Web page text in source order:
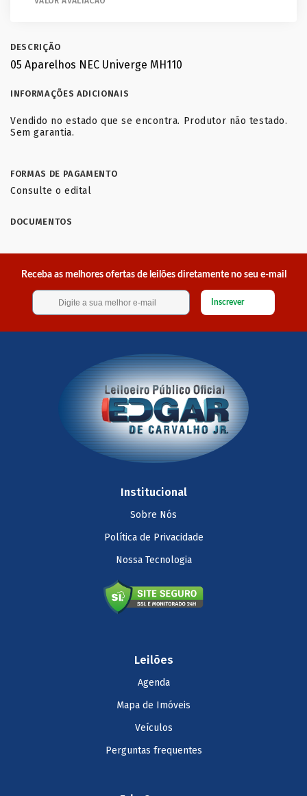
DESCRIÇÃO
05 Aparelhos NEC Univerge MH110
INFORMAÇÕES ADICIONAIS
Vendido no estado que se encontra. Produtor não testado.
Sem garantia.
FORMAS DE PAGAMENTO
Consulte o edital
DOCUMENTOS
Receba as melhores ofertas de leilões diretamente no seu e-mail
Inscrever
Institucional
Sobre Nós
Política de Privacidade
Nossa Tecnologia
Leilões
Agenda
Mapa de Imóveis
Veículos
Perguntas frequentes